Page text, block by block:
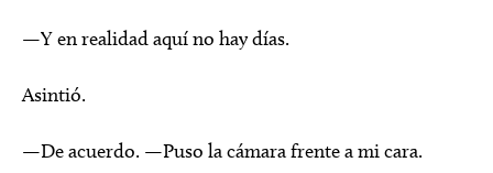
—Y en realidad aquí no hay días.
Asintió.
—De acuerdo. —Puso la cámara frente a mi cara.